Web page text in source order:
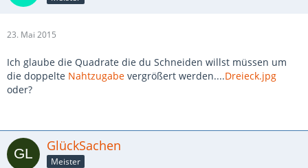
23. Mai 2015
Ich glaube die Quadrate die du Schneiden willst müssen um
die doppelte Nahtzugabe vergrößert werden....Dreieck.jpg
oder?
GlückSachen
Meister